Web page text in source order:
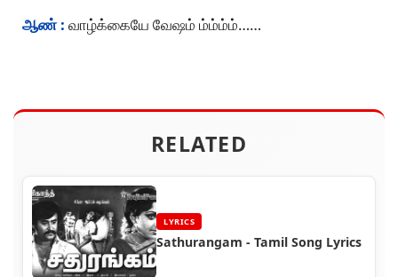
ஆண் : வாழ்க்கையே வேஷம் ம்ம்ம்ம்……
RELATED
LYRICS
Sathurangam - Tamil Song Lyrics